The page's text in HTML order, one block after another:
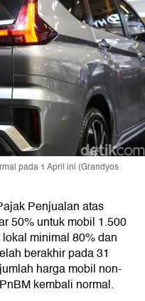
pada 1 April ini (Grandyos
Penjualan atas
50% untuk mobil 1.500
minimal 80% dan
berakhir pada 31
harga mobil non-
kembali normal.